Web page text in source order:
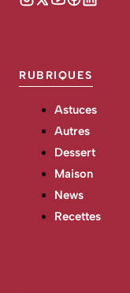
RUBRIQUES
Astuces
Autres
Dessert
Maison
News
Recettes